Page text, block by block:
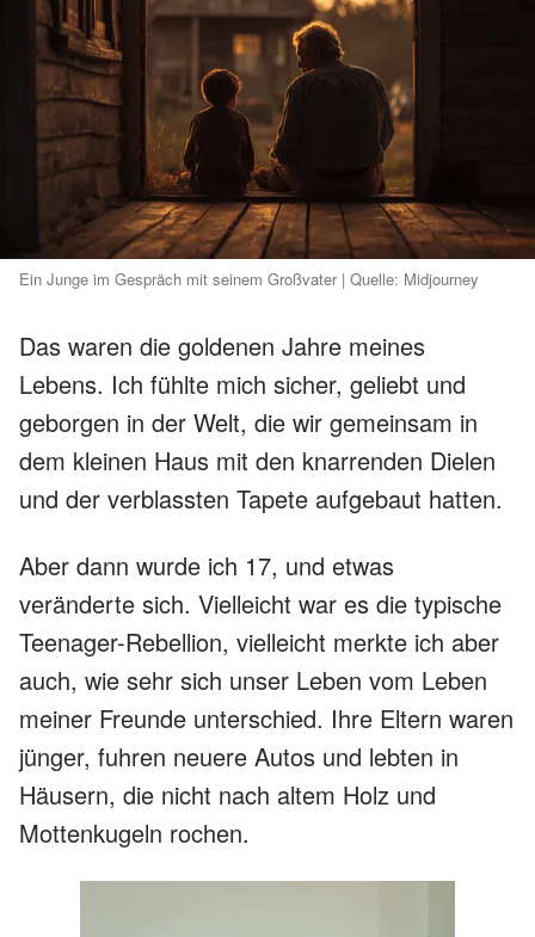
Ein Junge im Gespräch mit seinem Großvater | Quelle: Midjourney
Das waren die goldenen Jahre meines
Lebens. Ich fühlte mich sicher, geliebt und
geborgen in der Welt, die wir gemeinsam in
dem kleinen Haus mit den knarrenden Dielen
und der verblassten Tapete aufgebaut hatten.
Aber dann wurde ich 17, und etwas
veränderte sich. Vielleicht war es die typische
Teenager-Rebellion, vielleicht merkte ich aber
auch, wie sehr sich unser Leben vom Leben
meiner Freunde unterschied. Ihre Eltern waren
jünger, fuhren neuere Autos und lebten in
Häusern, die nicht nach altem Holz und
Mottenkugeln rochen.